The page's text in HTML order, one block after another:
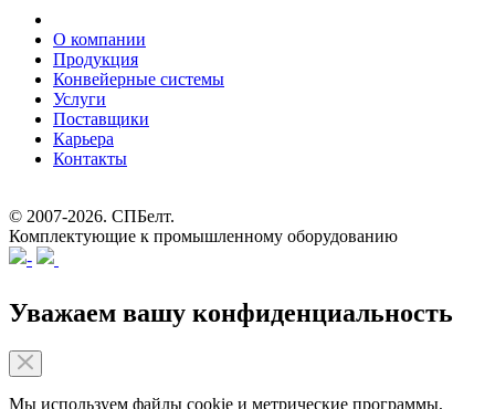
О компании
Продукция
Конвейерные системы
Услуги
Поставщики
Карьера
Контакты
© 2007-2026. СПБелт.
Комплектующие к промышленному оборудованию
Уважаем вашу конфиденциальность
Мы используем файлы cookie и метрические программы,